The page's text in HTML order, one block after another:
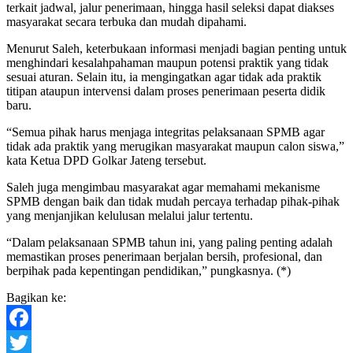
terkait jadwal, jalur penerimaan, hingga hasil seleksi dapat diakses
masyarakat secara terbuka dan mudah dipahami.
Menurut Saleh, keterbukaan informasi menjadi bagian penting untuk
menghindari kesalahpahaman maupun potensi praktik yang tidak
sesuai aturan. Selain itu, ia mengingatkan agar tidak ada praktik
titipan ataupun intervensi dalam proses penerimaan peserta didik
baru.
“Semua pihak harus menjaga integritas pelaksanaan SPMB agar
tidak ada praktik yang merugikan masyarakat maupun calon siswa,”
kata Ketua DPD Golkar Jateng tersebut.
Saleh juga mengimbau masyarakat agar memahami mekanisme
SPMB dengan baik dan tidak mudah percaya terhadap pihak-pihak
yang menjanjikan kelulusan melalui jalur tertentu.
“Dalam pelaksanaan SPMB tahun ini, yang paling penting adalah
memastikan proses penerimaan berjalan bersih, profesional, dan
berpihak pada kepentingan pendidikan,” pungkasnya. (*)
Bagikan ke:
Facebook